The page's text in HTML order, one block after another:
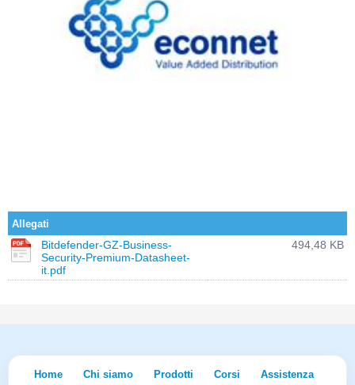
PROMO ATTIVE
Allegati
Bitdefender-GZ-Business-
Security-Premium-Datasheet-
it.pdf
494,48 KB
Home Chi siamo Prodotti Corsi Assistenza